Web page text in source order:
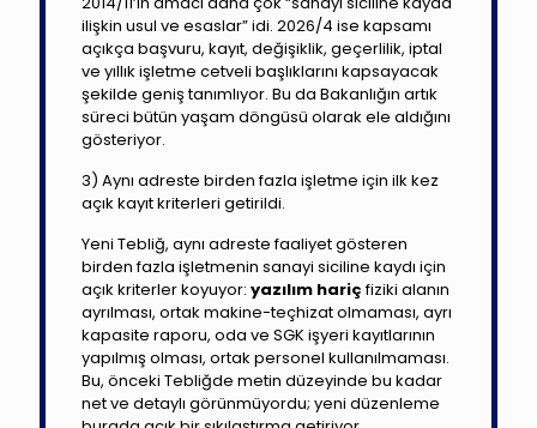
ilişkin usul ve esaslar” idi. 2026/4 ise kapsamı
açıkça başvuru, kayıt, değişiklik, geçerlilik, iptal
ve yıllık işletme cetveli başlıklarını kapsayacak
şekilde geniş tanımlıyor. Bu da Bakanlığın artık
süreci bütün yaşam döngüsü olarak ele aldığını
gösteriyor.
3) Aynı adreste birden fazla işletme için ilk kez
açık kayıt kriterleri getirildi.
Yeni Tebliğ, aynı adreste faaliyet gösteren
birden fazla işletmenin sanayi siciline kaydı için
açık kriterler koyuyor: yazılım hariçfiziki alanın
ayrılması, ortak makine-teçhizat olmaması, ayrı
kapasite raporu, oda ve SGK işyeri kayıtlarının
yapılmış olması, ortak personel kullanılmaması.
Bu, önceki Tebliğde metin düzeyinde bu kadar
net ve detaylı görünmüyordu; yeni düzenleme